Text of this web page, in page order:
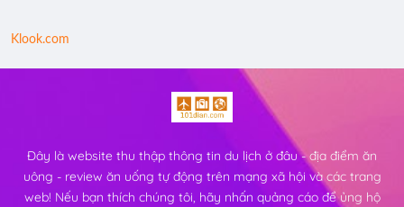
Klook.com
Đây là website thu thập thông tin du lịch ở đâu - địa điểm ăn
uông - review ăn uống tự động trên mạng xã hội và các trang
web! Nếu bạn thích chúng tôi, hãy nhấn quảng cáo để ủng hộ